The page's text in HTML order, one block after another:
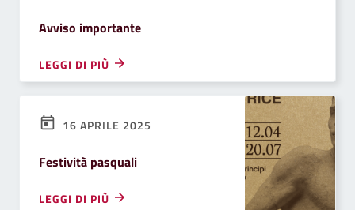
Avviso importante
LEGGI DI PIÙ
16 APRILE 2025
Festività pasquali
LEGGI DI PIÙ